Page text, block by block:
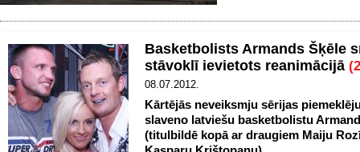
Basketbolists Armands Šķēle
stāvoklī ievietots reanimācijā
08.07.2012.
Kārtējās neveiksmju sērijas
slaveno latviešu basketbolistu
(titulbildē kopā ar draugiem Maiju